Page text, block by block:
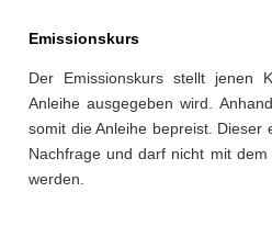
Emissionskurs
Der Emissionskurs stellt jenen
Anleihe ausgegeben wird.
somit die Anleihe bepreist. Dieser
Nachfrage und darf nicht mit
werden.